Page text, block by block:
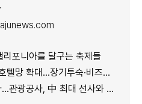
포니아를 달구는 축제들
대…장기투숙·비즈니스 수요 공략
광공사, 中 최대 선사와 맞손